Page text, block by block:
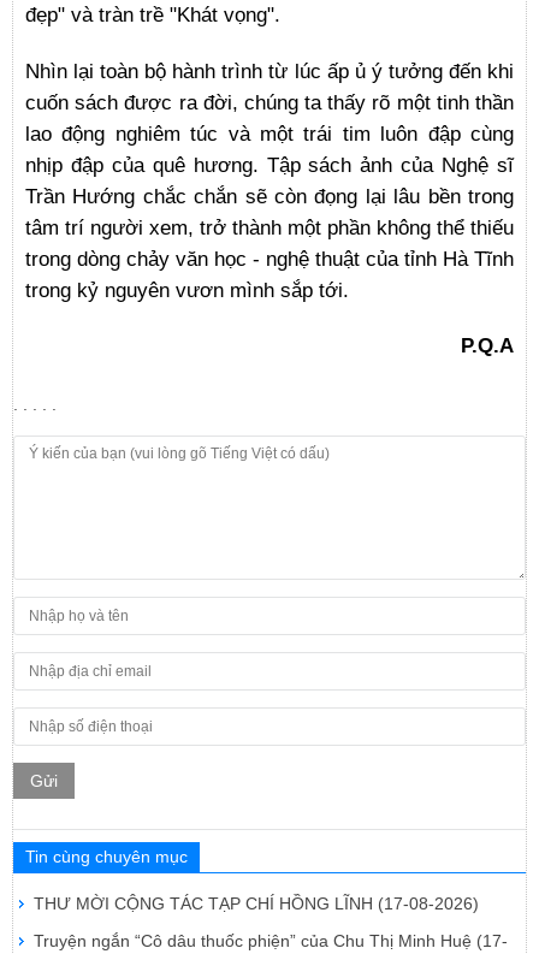
đẹp" và tràn trề "Khát vọng".
Nhìn lại toàn bộ hành trình từ lúc ấp ủ ý tưởng đến khi
cuốn sách được ra đời, chúng ta thấy rõ một tinh thần
lao động nghiêm túc và một trái tim luôn đập cùng
nhịp đập của quê hương. Tập sách ảnh của Nghệ sĩ
Trần Hướng chắc chắn sẽ còn đọng lại lâu bền trong
tâm trí người xem, trở thành một phần không thể thiếu
trong dòng chảy văn học - nghệ thuật của tỉnh Hà Tĩnh
trong kỷ nguyên vươn mình sắp tới.
P.Q.A
Gửi
Tin cùng chuyên mục
THƯ MỜI CỘNG TÁC TẠP CHÍ HỒNG LĨNH (17-08-2026)
Truyện ngắn “Cô dâu thuốc phiện” của Chu Thị Minh Huệ (17-